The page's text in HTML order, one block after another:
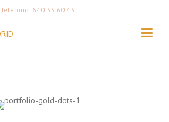
Teléfono: 640 33 60 43